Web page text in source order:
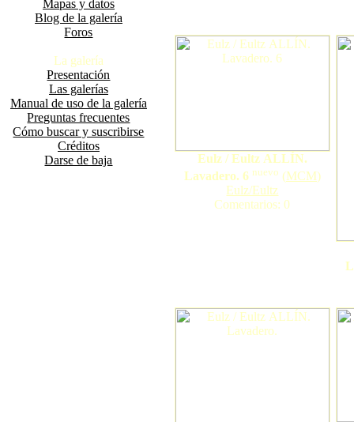
Mapas y datos
Blog de la galería
Foros
La galería
Presentación
Las galerías
Manual de uso de la galería
Preguntas frecuentes
Cómo buscar y suscribirse
Créditos
Darse de baja
Eulz / Eultz ALLÍN.
Lavadero. 6 nuevo (MCM)
Eulz/Eultz
Comentarios: 0